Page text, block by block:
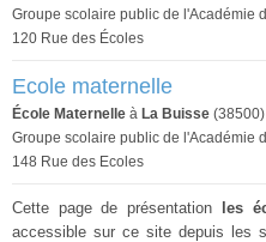
Groupe scolaire public de l'Académie
120 Rue des Écoles
Ecole maternelle
École Maternelle à La Buisse (38500)
Groupe scolaire public de l'Académie
148 Rue des Ecoles
Cette page de présentation les
accessible sur ce site depuis les